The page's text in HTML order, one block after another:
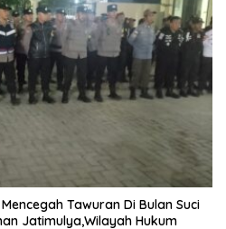
Tawuran Di Bulan Suci
Jatimulya,Wilayah Hukum